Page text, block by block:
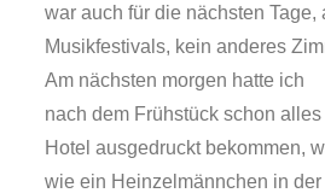
war auch für die nächsten Tage,
Musikfestivals, kein anderes
Am nächsten morgen hatte ich
nach dem Frühstück schon
Hotel ausgedruckt bekommen,
wie ein Heinzelmännchen in